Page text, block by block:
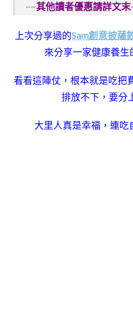
~~其他讀者優惠請詳文末
上次分享過的Sam創意披薩
來分享一家健康養
看看這陣仗，根本就是吃把
排放不下， 要分
大里人真是幸福，連